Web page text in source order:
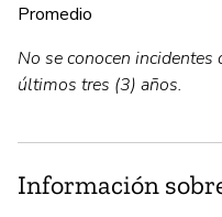
Promedio
No se conocen
últimos tres (3) años.
Información